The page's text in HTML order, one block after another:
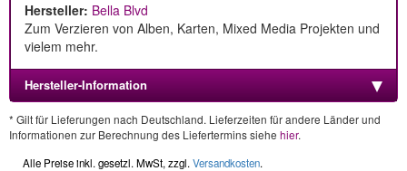
Hersteller: Bella Blvd
Zum Verzieren von Alben, Karten, Mixed Media Projekten und
vielem mehr.
Hersteller-Information
* Gilt für Lieferungen nach Deutschland. Lieferzeiten für andere Länder und
Informationen zur Berechnung des Liefertermins siehe hier.
Alle Preise inkl. gesetzl. MwSt, zzgl. Versandkosten.